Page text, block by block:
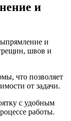
и
и
швов и
что позволяет
от задачи.
с удобным
работы.